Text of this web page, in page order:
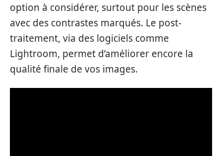
option à considérer, surtout pour les scènes
avec des contrastes marqués. Le post-
traitement, via des logiciels comme
Lightroom, permet d’améliorer encore la
qualité finale de vos images.